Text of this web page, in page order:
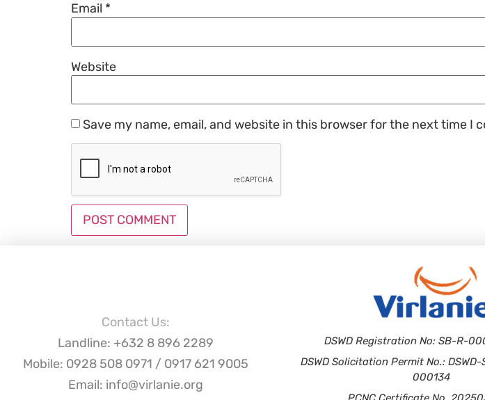
Email *
Website
Save my name, email, and website in this browser for the next time I
Contact Us:
Landline: +632 8 896 2289
Mobile: 0928 508 0971 / 0917 621 9005
Email: info@virlanie.org
DSWD Registration No: SB-R-
DSWD Solicitation Permit No.:
000134